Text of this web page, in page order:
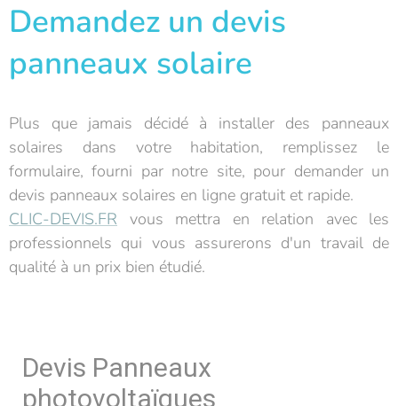
Demandez un devis
panneaux solaire
Plus que jamais décidé à installer des panneaux
solaires dans votre habitation, remplissez le
formulaire, fourni par notre site, pour demander un
devis panneaux solaires en ligne gratuit et rapide.
CLIC-DEVIS.FR vous mettra en relation avec les
professionnels qui vous assurerons d'un travail de
qualité à un prix bien étudié.
Devis Panneaux
photovoltaïques